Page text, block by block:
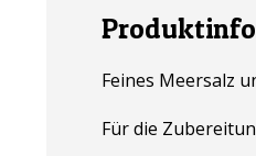
Feines Meersalz
Für die